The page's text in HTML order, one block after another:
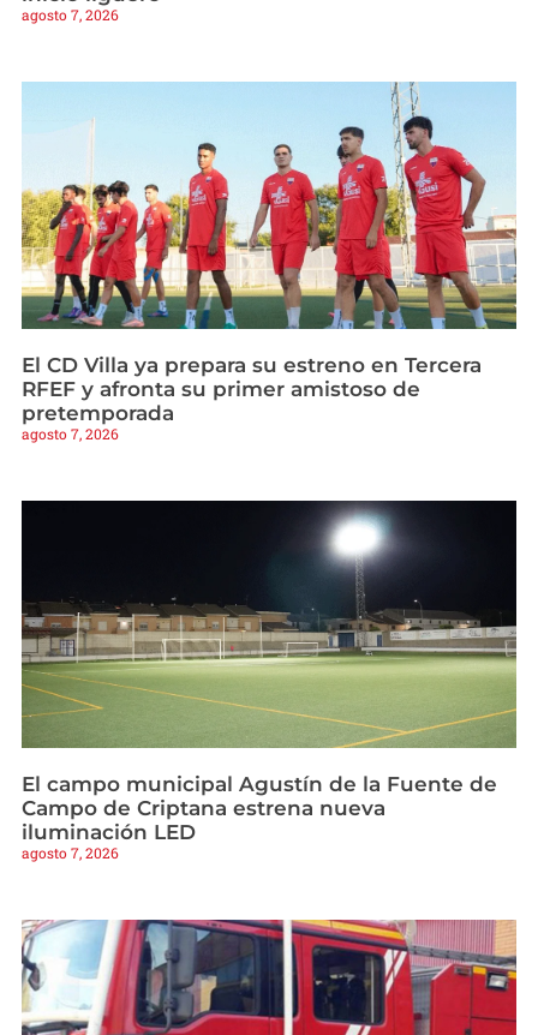
agosto 7, 2026
El CD Villa ya prepara su estreno en Tercera
RFEF y afronta su primer amistoso de
pretemporada
agosto 7, 2026
El campo municipal Agustín de la Fuente de
Campo de Criptana estrena nueva
iluminación LED
agosto 7, 2026